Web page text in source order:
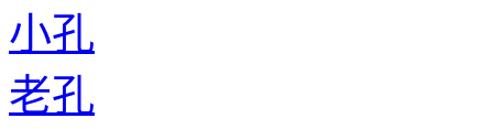
小孔
老孔